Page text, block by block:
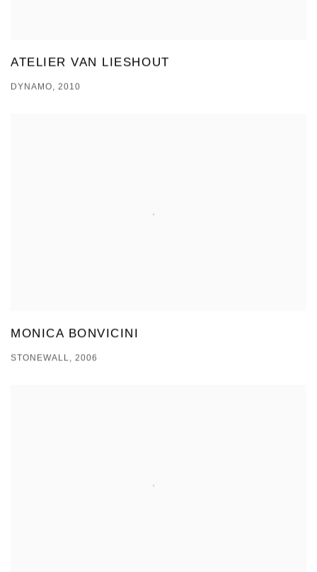
ATELIER VAN LIESHOUT
DYNAMO, 2010
MONICA BONVICINI
STONEWALL, 2006